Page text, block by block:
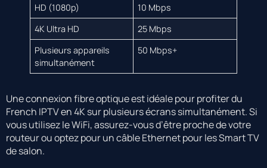
HD (1080p)
10 Mbps
4K Ultra HD
25 Mbps
Plusieurs appareils
simultanément
50 Mbps+
Une connexion fibre optique est idéale pour profiter du
French IPTV en 4K sur plusieurs écrans simultanément. Si
vous utilisez le WiFi, assurez-vous d’être proche de votre
routeur ou optez pour un câble Ethernet pour les Smart TV
de salon.